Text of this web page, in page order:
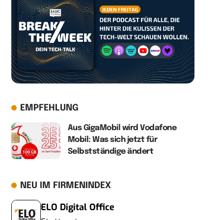
EMPFEHLUNG
Aus GigaMobil wird Vodafone
Mobil: Was sich jetzt für
Selbstständige ändert
NEU IM FIRMENINDEX
ELO Digital Office